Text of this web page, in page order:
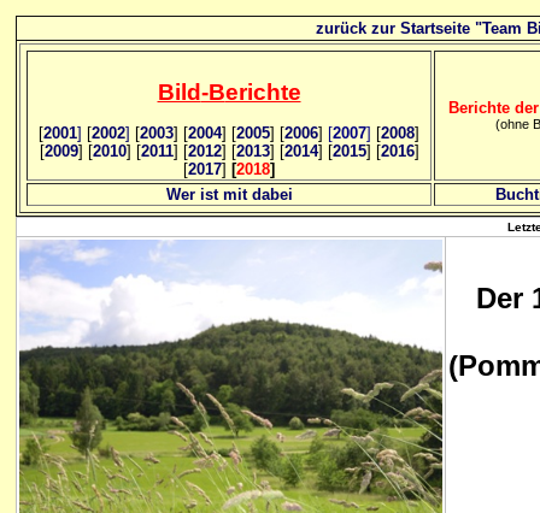
zurück zur Startseite "Team
Bild-Berichte
[2001] [2002] [2003] [2004] [2005] [2006] [2007] [2008]
[2009] [2010] [2011] [2012] [2013] [2014] [2015] [2016]
[2017] [2018]
Berichte
(ohne
Wer ist mit dabei
Der